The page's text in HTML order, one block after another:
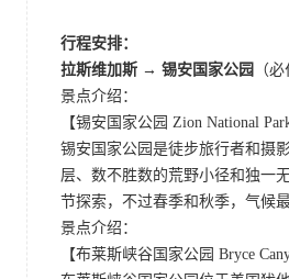
行程安排：
拉斯维加斯 → 锡安国家公园
（
景点介绍：
【锡安国家公园 Zion National
锡安国家公园是徒步旅行者和摄
层、数不胜数的荒野小径和独一
节探索，不过春季和秋季，气候
景点介绍：
【布莱斯峡谷国家公园 Bryce